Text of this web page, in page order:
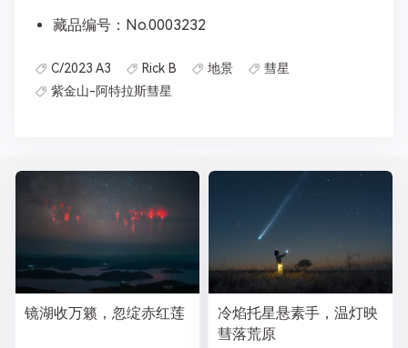
藏品编号：No.0003232
C/2023 A3 Rick B 地景
彗星
紫金山-阿特拉斯彗星
镜湖收万籁，忽绽赤红莲
冷焰托星悬素手，温灯映
彗落荒原